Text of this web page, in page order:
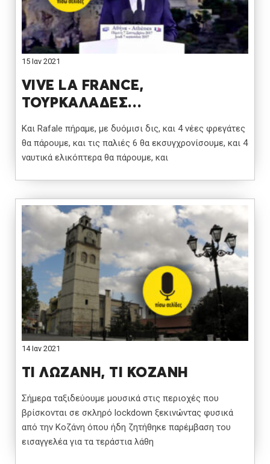
15 Ιαν 2021
VIVE LA FRANCE,
ΤΟΥΡΚΑΛΑΔΕΣ…
Και Rafale πήραμε, με δυόμισι δις, και 4 νέες φρεγάτες
θα πάρουμε, και τις παλιές 6 θα εκσυγχρονίσουμε, και 4
ναυτικά ελικόπτερα θα πάρουμε, και
14 Ιαν 2021
ΤΙ ΛΩΖΑΝΗ, ΤΙ ΚΟΖΑΝΗ
Σήμερα ταξιδεύουμε μουσικά στις περιοχές που
βρίσκονται σε σκληρό lockdown ξεκινώντας φυσικά
από την Κοζάνη όπου ήδη ζητήθηκε παρέμβαση του
εισαγγελέα για τα τεράστια λάθη